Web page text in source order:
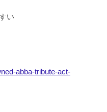
い
abba-tribute-act-